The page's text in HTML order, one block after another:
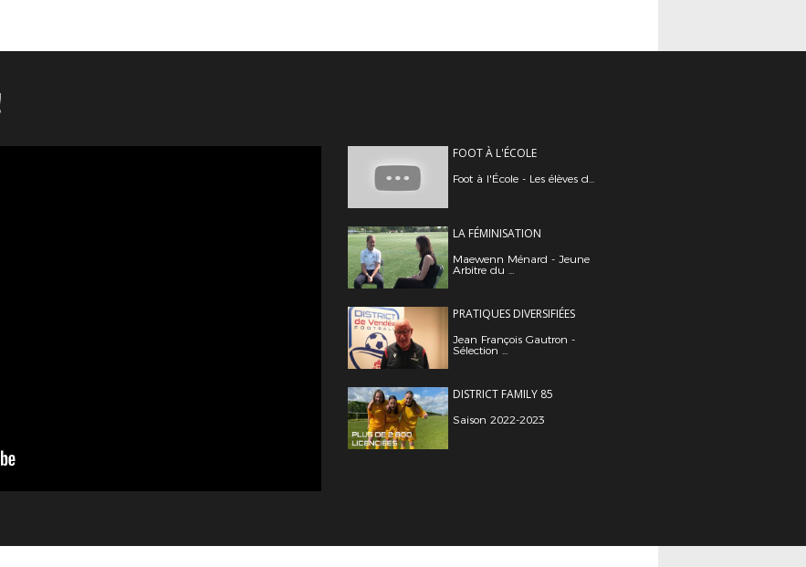
FOOT À L'ÉCOLE
Foot à l'École - Les élèves d...
LA FÉMINISATION
Maewenn Ménard - Jeune
Arbitre du ...
PRATIQUES DIVERSIFIÉES
Jean François Gautron -
Sélection ...
DISTRICT FAMILY 85
Saison 2022-2023